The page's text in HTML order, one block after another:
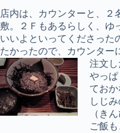
店内は、カウンターと、２
敷。２Ｆもあるらしく、ゆ
いいよといってくださった
たかったので、カウンター
注文し
やっ
ておか
しじ
（き
ご飯